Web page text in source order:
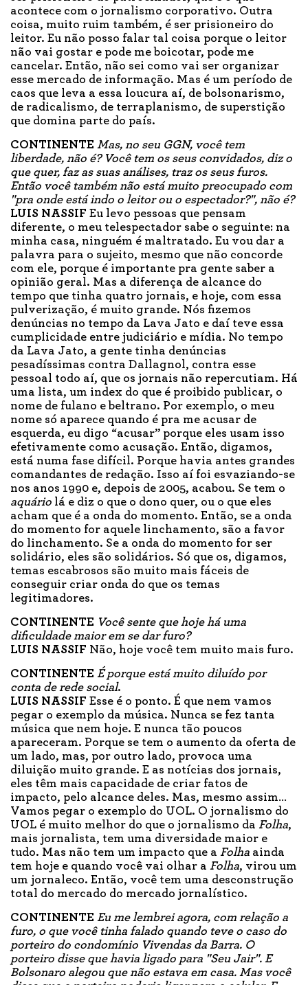
acontece com o jornalismo corporativo. Outra
coisa, muito ruim também, é ser prisioneiro do
leitor. Eu não posso falar tal coisa porque o leitor
não vai gostar e pode me boicotar, pode me
cancelar. Então, não sei como vai ser organizar
esse mercado de informação. Mas é um período de
caos que leva a essa loucura aí, de bolsonarismo,
de radicalismo, de terraplanismo, de superstição
que domina parte do país.
CONTINENTE Mas, no seu GGN, você tem
liberdade, não é? Você tem os seus convidados, diz o
que quer, faz as suas análises, traz os seus furos.
Então você também não está muito preocupado com
"pra onde está indo o leitor ou o espectador?", não é?
LUIS NASSIF Eu levo pessoas que pensam
diferente, o meu telespectador sabe o seguinte: na
minha casa, ninguém é maltratado. Eu vou dar a
palavra para o sujeito, mesmo que não concorde
com ele, porque é importante pra gente saber a
opinião geral. Mas a diferença de alcance do
tempo que tinha quatro jornais, e hoje, com essa
pulverização, é muito grande. Nós fizemos
denúncias no tempo da Lava Jato e daí teve essa
cumplicidade entre judiciário e mídia. No tempo
da Lava Jato, a gente tinha denúncias
pesadíssimas contra Dallagnol, contra esse
pessoal todo aí, que os jornais não repercutiam. Há
uma lista, um index do que é proibido publicar, o
nome de fulano e beltrano. Por exemplo, o meu
nome só aparece quando é pra me acusar de
esquerda, eu digo “acusar” porque eles usam isso
efetivamente como acusação. Então, digamos,
está numa fase difícil. Porque havia antes grandes
comandantes de redação. Isso aí foi esvaziando-se
nos anos 1990 e, depois de 2005, acabou. Se tem o
aquário lá e diz o que o dono quer, ou o que eles
acham que é a onda do momento. Então, se a onda
do momento for aquele linchamento, são a favor
do linchamento. Se a onda do momento for ser
solidário, eles são solidários. Só que os, digamos,
temas escabrosos são muito mais fáceis de
conseguir criar onda do que os temas
legitimadores.
CONTINENTE Você sente que hoje há uma
dificuldade maior em se dar furo?
LUIS NASSIF Não, hoje você tem muito mais furo.
CONTINENTE É porque está muito diluído por
conta de rede social.
LUIS NASSIF Esse é o ponto. É que nem vamos
pegar o exemplo da música. Nunca se fez tanta
música que nem hoje. E nunca tão poucos
apareceram. Porque se tem o aumento da oferta de
um lado, mas, por outro lado, provoca uma
diluição muito grande. E as notícias dos jornais,
eles têm mais capacidade de criar fatos de
impacto, pelo alcance deles. Mas, mesmo assim…
Vamos pegar o exemplo do UOL. O jornalismo do
UOL é muito melhor do que o jornalismo da Folha,
mais jornalista, tem uma diversidade maior e
tudo. Mas não tem um impacto que a Folha ainda
tem hoje e quando você vai olhar a Folha, virou um
um jornaleco. Então, você tem uma desconstrução
total do mercado do mercado jornalístico.
CONTINENTE Eu me lembrei agora, com relação a
furo, o que você tinha falado quando teve o caso do
porteiro do condomínio Vivendas da Barra. O
porteiro disse que havia ligado para "Seu Jair". E
Bolsonaro alegou que não estava em casa. Mas você